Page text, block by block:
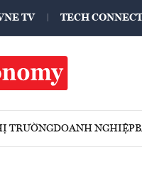
TV TECH CONNECT
TRƯỜNGDOANH NGHIỆP